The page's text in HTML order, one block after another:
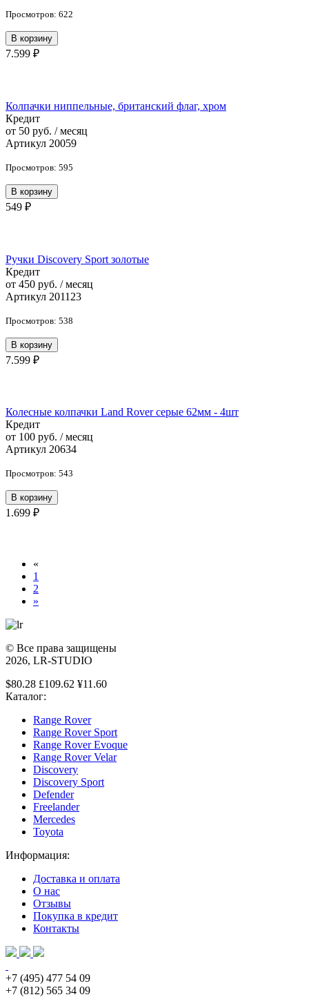
Просмотров: 622
В корзину
7.599 ₽
Колпачки ниппельные, британский флаг, хром
Кредит
от 50 руб. / месяц
Артикул 20059
Просмотров: 595
В корзину
549 ₽
Ручки Discovery Sport золотые
Кредит
от 450 руб. / месяц
Артикул 201123
Просмотров: 538
В корзину
7.599 ₽
Колесные колпачки Land Rover серые 62мм - 4шт
Кредит
от 100 руб. / месяц
Артикул 20634
Просмотров: 543
В корзину
1.699 ₽
«
1
2
»
© Все права защищены
2026, LR-STUDIO
$80.28 £109.62 ¥11.60
Каталог:
Range Rover
Range Rover Sport
Range Rover Evoque
Range Rover Velar
Discovery
Discovery Sport
Defender
Freelander
Mercedes
Toyota
Информация:
Доставка и оплата
О нас
Отзывы
Покупка в кредит
Контакты
+7 (495) 477 54 09
+7 (812) 565 34 09